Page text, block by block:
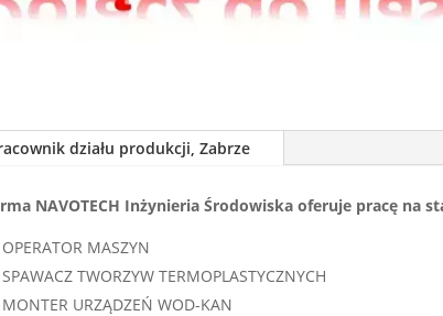
działu produkcji, Zabrze
NAVOTECH Inżynieria Środowiska oferuje pracę na
OPERATOR MASZYN
SPAWACZ TWORZYW TERMOPLASTYCZNYCH
MONTER URZĄDZEŃ WOD-KAN